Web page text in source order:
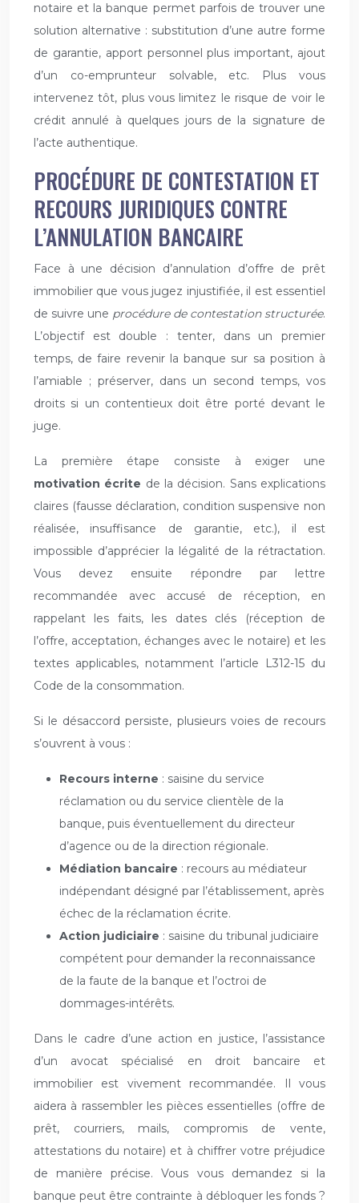
notaire et la banque permet parfois de trouver une
solution alternative : substitution d’une autre forme
de garantie, apport personnel plus important, ajout
d’un co-emprunteur solvable, etc. Plus vous
intervenez tôt, plus vous limitez le risque de voir le
crédit annulé à quelques jours de la signature de
l’acte authentique.
PROCÉDURE DE CONTESTATION ET
RECOURS JURIDIQUES CONTRE
L’ANNULATION BANCAIRE
Face à une décision d’annulation d’offre de prêt
immobilier que vous jugez injustifiée, il est essentiel
de suivre une procédure de contestation structurée.
L’objectif est double : tenter, dans un premier
temps, de faire revenir la banque sur sa position à
l’amiable ; préserver, dans un second temps, vos
droits si un contentieux doit être porté devant le
juge.
La première étape consiste à exiger une
motivation écrite de la décision. Sans explications
claires (fausse déclaration, condition suspensive non
réalisée, insuffisance de garantie, etc.), il est
impossible d’apprécier la légalité de la rétractation.
Vous devez ensuite répondre par lettre
recommandée avec accusé de réception, en
rappelant les faits, les dates clés (réception de
l’offre, acceptation, échanges avec le notaire) et les
textes applicables, notamment l’article L312-15 du
Code de la consommation.
Si le désaccord persiste, plusieurs voies de recours
s’ouvrent à vous :
Recours interne : saisine du service
réclamation ou du service clientèle de la
banque, puis éventuellement du directeur
d’agence ou de la direction régionale.
Médiation bancaire : recours au médiateur
indépendant désigné par l’établissement, après
échec de la réclamation écrite.
Action judiciaire : saisine du tribunal judiciaire
compétent pour demander la reconnaissance
de la faute de la banque et l’octroi de
dommages-intérêts.
Dans le cadre d’une action en justice, l’assistance
d’un avocat spécialisé en droit bancaire et
immobilier est vivement recommandée. Il vous
aidera à rassembler les pièces essentielles (offre de
prêt, courriers, mails, compromis de vente,
attestations du notaire) et à chiffrer votre préjudice
de manière précise. Vous vous demandez si la
banque peut être contrainte à débloquer les fonds ?